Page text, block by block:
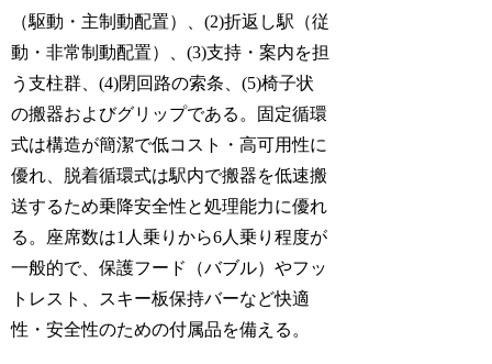
（駆動・主制動配置）、(2)折返し駅（従
動・非常制動配置）、(3)支持・案内を担
う支柱群、(4)閉回路の索条、(5)椅子状
の搬器およびグリップである。固定循環
式は構造が簡潔で低コスト・高可用性に
優れ、脱着循環式は駅内で搬器を低速搬
送するため乗降安全性と処理能力に優れ
る。座席数は1人乗りから6人乗り程度が
一般的で、保護フード（バブル）やフッ
トレスト、スキー板保持バーなど快適
性・安全性のための付属品を備える。